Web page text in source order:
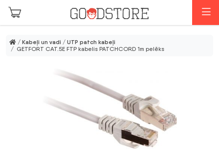
Skip to main content
/ Kabeļi un vadi / UTP patch kabeļi
/ GETFORT CAT.5E FTP kabelis PATCHCORD 1m pelēks